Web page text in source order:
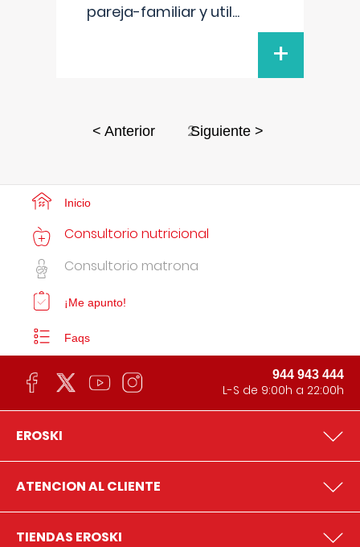
pareja-familiar y util...
+
< Anterior 2Siguiente >
Inicio
Consultorio nutricional
Consultorio matrona
¡Me apunto!
Faqs
944 943 444
L-S de 9:00h a 22:00h
EROSKI
ATENCION AL CLIENTE
TIENDAS EROSKI